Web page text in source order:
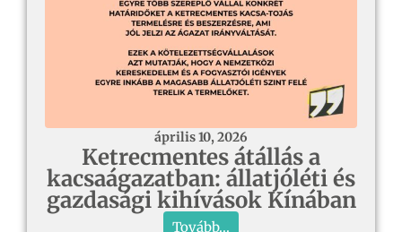
április 10, 2026
Ketrecmentes átállás a
kacsaágazatban: állatjóléti és
gazdasági kihívások Kínában
Tovább...